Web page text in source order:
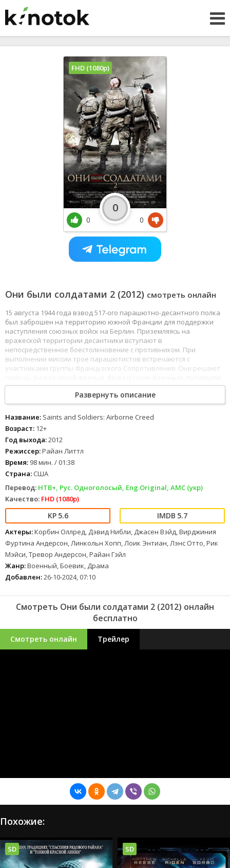
Они были солдатами 2 (2012) смотреть онлайн
15 августа 1944 года взвод 517-ого парашютно-десантного полка
был заброшен на территорию южной Франции для поддержки
наступления союзных войск на Берлин. Приземляясь на
вражеской территории десантники вступают в
непосредственное боестолкновение с противником. При
выполнении миссии трое парашютистов встречаются с
участниками группы Французского Сопротивления. Они решают
в плен к врагу, и тем самым поддержать жизненное Кредо
Развернуть описание
Название: Saints and Soldiers: Airborne Creed
Возраст: 12+
Год выхода:2012
Режиссер:Райан Литтл
Время: 98 мин. / 01:38
Страна: США
Перевод: НТВ+, Рус. Одноголосый, Eng.Original, AMC (укр)
Качество: FHD (1080p)
5.6 5.7
Актеры:Корбин Оллред, Дэвид Нибли, Джасен Вэйд, Вирджиния
Фуртина Андерсон, Линкольн Хопп, Лоик Энтиан, Лэнс Отто, Рик
Мэйси, Тревор Андерсон, Райан Гэйл
Жанр:Военный, Боевик, Драма
Добавлен:26-10-2024, 07:10
FHD (1080p)
0
0
0
Смотреть Они были солдатами 2 (2012) онлайн
бесплатно
Смотреть онлайн Трейлер
Похожие:
SD SD